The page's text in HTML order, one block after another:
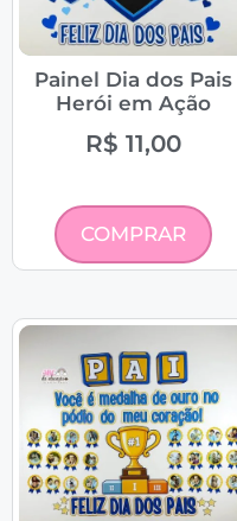
Painel Dia dos Pais
Herói em Ação
R$ 11,00
COMPRAR